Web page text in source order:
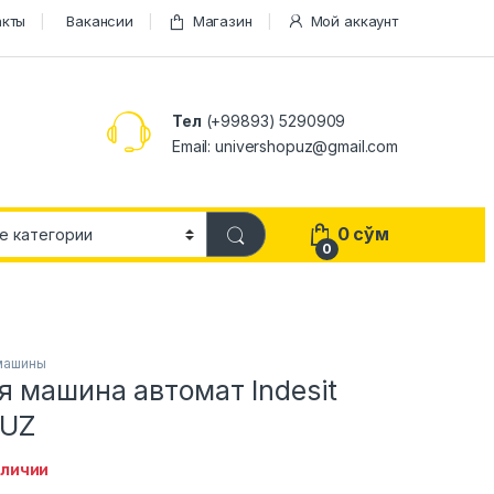
Вакансии Магазин Мой аккаунт
Тел (+99893) 5290909
Email: univershopuz@gmail.com
0
0 сўм
машина автомат Indesit